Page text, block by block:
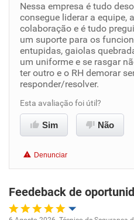
Oportunidade de promoção
Ambiente de trabalho
Conciliação com a vida
Recomenda esta
Nessa empresa é tudo
consegue liderar a equipe,
colaboração e é tudo
um suporte para os
entupidas, gaiolas
um uniforme e se rasgar
ter outro e o RH demorar
responder/resolver.
Esta avaliação foi útil?
Sim Não
Denunciar
Feedeback de